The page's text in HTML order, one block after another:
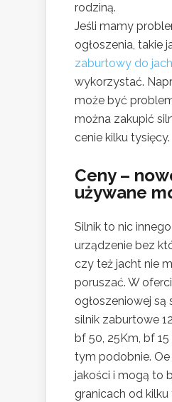
rodziną.
Jeśli mamy
ogłoszenia, takie
zaburtowy do
wykorzystać.
może być
można zakupić
cenie kilku tysięcy.
Ceny –
używane
Silnik to nic
urządzenie bez
czy też jacht nie
poruszać. W
ogłoszeniowej są
silnik zaburtowe
bf 50, 25Km, bf
tym podobnie.
jakości i mogą to
granicach od kilku